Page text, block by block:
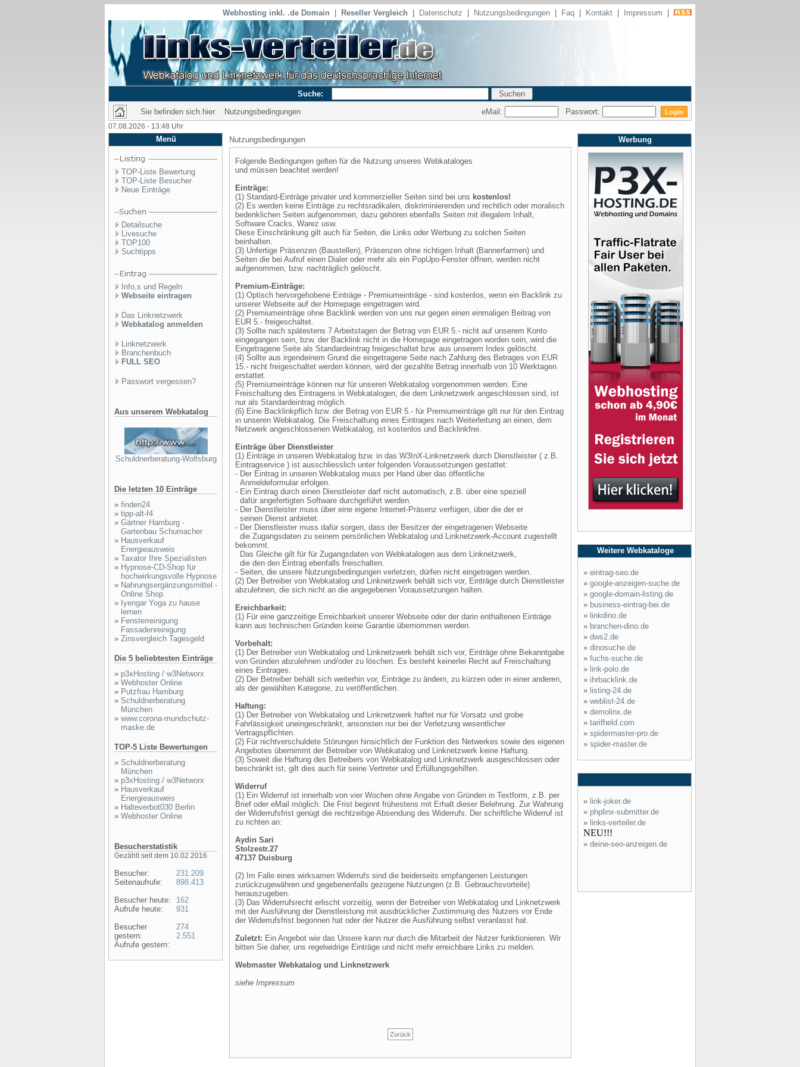
Webhosting inkl. .de Domain Reseller Vergleich Datenschutz Nutzungsbedingungen Faq Kontakt Impressum
Suche:
Sie befinden sich hier: Nutzungsbedingungen
eMail: Passwort:
07.08.2026 - 13:48 Uhr
Menü
TOP-Liste Bewertung
TOP-Liste Besucher
Neue Einträge
Detailsuche
Livesuche
TOP100
Suchtipps
Info,s und Regeln
Webseite eintragen
Das Linknetzwerk
Webkatalog anmelden
Linknetzwerk
Branchenbuch
FULL SEO
Passwort vergessen?
Aus unserem Webkatalog
Schuldnerberatung-Wolfsburg
Die letzten 10 Einträge
» finden24
» tipp-alt-f4
» Gärtner Hamburg -
Gartenbau Schumacher
» Hausverkauf
Energieausweis
» Taxator Ihre Spezialisten
» Hypnose-CD-Shop für
hochwirkungsvolle Hypnose
» Nahrungsergänzungsmittel -
Online Shop
» Iyengar Yoga zu hause
lernen
» Fensterreinigung
Fassadenreinigung
» Zinsvergleich Tagesgeld
Die 5 beliebtesten Einträge
» p3xHosting / w3Networx
» Webhoster Online
» Putzfrau Hamburg
» Schuldnerberatung
München
» www.corona-mundschutz-
maske.de
TOP-5 Liste Bewertungen
» Schuldnerberatung
München
» p3xHosting / w3Networx
» Hausverkauf
Energieausweis
» Halteverbot030 Berlin
» Webhoster Online
Besucherstatistik
Gezählt seit dem 10.02.2016
Besucher:
Seitenaufrufe:
Besucher heute:
Aufrufe heute:
Besucher
gestern:
Aufrufe gestern:
231.209
898.413
162
931
274
2.551
Nutzungsbedingungen
Folgende Bedingungen gelten für die Nutzung unseres Webkataloges
und müssen beachtet werden!
Einträge:
(1) Standard-Einträge privater und kommerzieller Seiten sind bei uns kostenlos!
(2) Es werden keine Einträge zu rechtsradikalen, diskriminierenden und rechtlich oder moralisch
bedenklichen Seiten aufgenommen, dazu gehören ebenfalls Seiten mit illegalem Inhalt,
Software Cracks, Warez usw.
Diese Einschränkung gilt auch für Seiten, die Links oder Werbung zu solchen Seiten
beinhalten.
(3) Unfertige Präsenzen (Baustellen), Präsenzen ohne richtigen Inhalt (Bannerfarmen) und
Seiten die bei Aufruf einen Dialer oder mehr als ein PopUpo-Fenster öffnen, werden nicht
aufgenommen, bzw. nachträglich gelöscht.
Premium-Einträge:
(1) Optisch hervorgehobene Einträge - Premiumeinträge - sind kostenlos, wenn ein Backlink zu
unserer Webseite auf der Homepage eingetragen wird.
(2) Premiumeinträge ohne Backlink werden von uns nur gegen einen einmaligen Beitrag von
EUR 5.- freigeschaltet.
(3) Sollte nach spätestens 7 Arbeitstagen der Betrag von EUR 5.- nicht auf unserem Konto
eingegangen sein, bzw. der Backlink nicht in die Homepage eingetragen worden sein, wird die
Eingetragene Seite als Standardeintrag freigeschaltet bzw. aus unserem Index gelöscht.
(4) Sollte aus irgendeinem Grund die eingetragene Seite nach Zahlung des Betrages von EUR
15.- nicht freigeschaltet werden können, wird der gezahlte Betrag innerhalb von 10 Werktagen
erstattet.
(5) Premiumeinträge können nur für unseren Webkatalog vorgenommen werden. Eine
Freischaltung des Eintragens in Webkatalogen, die dem Linknetzwerk angeschlossen sind, ist
nur als Standardeintrag möglich.
(6) Eine Backlinkpflich bzw. der Betrag von EUR 5.- für Premiumeinträge gilt nur für den Eintrag
in unseren Webkatalog. Die Freischaltung eines Eintrages nach Weiterleitung an einen, dem
Netzwerk angeschlossenen Webkatalog, ist kostenlos und Backlinkfrei.
Einträge über Dienstleister
(1) Einträge in unseren Webkatalog bzw. in das W3InX-Linknetzwerk durch Dienstleister ( z.B.
Eintragservice ) ist ausschliesslich unter folgenden Voraussetzungen gestattet:
- Der Eintrag in unseren Webkatalog muss per Hand über das öffentliche
Anmeldeformular erfolgen.
- Ein Eintrag durch einen Dienstleister darf nicht automatisch, z.B. über eine speziell
dafür angefertigten Software durchgeführt werden.
- Der Dienstleister muss über eine eigene Internet-Präsenz verfügen, über die der er
seinen Dienst anbietet.
- Der Dienstleister muss dafür sorgen, dass der Besitzer der eingetragenen Webseite
die Zugangsdaten zu seinem persönlichen Webkatalog und Linknetzwerk-Account zugestellt
bekommt.
Das Gleiche gilt für für Zugangsdaten von Webkatalogen aus dem Linknetzwerk,
die den den Eintrag ebenfalls freischalten.
- Seiten, die unsere Nutzungsbedingungen verletzen, dürfen nicht eingetragen werden.
(2) Der Betreiber von Webkatalog und Linknetzwerk behält sich vor, Einträge durch Dienstleister
abzulehnen, die sich nicht an die angegebenen Voraussetzungen halten.
Ereichbarkeit:
(1) Für eine ganzzeitige Erreichbarkeit unserer Webseite oder der darin enthaltenen Einträge
kann aus technischen Gründen keine Garantie übernommen werden.
Vorbehalt:
(1) Der Betreiber von Webkatalog und Linknetzwerk behält sich vor, Einträge ohne Bekanntgabe
von Gründen abzulehnen und/oder zu löschen. Es besteht keinerlei Recht auf Freischaltung
eines Eintrages.
(2) Der Betreiber behält sich weiterhin vor, Einträge zu ändern, zu kürzen oder in einer anderen,
als der gewählten Kategorie, zu veröffentlichen.
Haftung:
(1) Der Betreiber von Webkatalog und Linknetzwerk haftet nur für Vorsatz und grobe
Fahrlässigkeit uneingeschränkt, ansonsten nur bei der Verletzung wesentlicher
Vertragspflichten.
(2) Für nichtverschuldete Störungen hinsichtlich der Funktion des Netwerkes sowie des eigenen
Angebotes übernimmt der Betreiber von Webkatalog und Linknetzwerk keine Haftung.
(3) Soweit die Haftung des Betreibers von Webkatalog und Linknetzwerk ausgeschlossen oder
beschränkt ist, gilt dies auch für seine Vertreter und Erfüllungsgehilfen.
Widerruf
(1) Ein Widerruf ist innerhalb von vier Wochen ohne Angabe von Gründen in Textform, z.B. per
Brief oder eMail möglich. Die Frist beginnt frühestens mit Erhalt dieser Belehrung. Zur Wahrung
der Widerrufsfrist genügt die rechtzeitige Absendung des Widerrufs. Der schriftliche Widerruf ist
zu richten an:
Aydin Sari
Stolzestr.27
47137 Duisburg
(2) Im Falle eines wirksamen Widerrufs sind die beiderseits empfangenen Leistungen
zurückzugewähren und gegebenenfalls gezogene Nutzungen (z.B. Gebrauchsvorteile)
herauszugeben.
(3) Das Widerrufsrecht erlischt vorzeitig, wenn der Betreiber von Webkatalog und Linknetzwerk
mit der Ausführung der Dienstleistung mit ausdrücklicher Zustimmung des Nutzers vor Ende
der Widerrufsfrist begonnen hat oder der Nutzer die Ausführung selbst veranlasst hat.
Zuletzt: Ein Angebot wie das Unsere kann nur durch die Mitarbeit der Nutzer funktionieren. Wir
bitten Sie daher, uns regelwidrige Einträge und nicht mehr erreichbare Links zu melden.
Webmaster Webkatalog und Linknetzwerk
siehe Impressum
Zurück
Werbung
Weitere Webkataloge
» eintrag-seo.de
» google-anzeigen-suche.de
» google-domain-listing.de
» business-eintrag-bei.de
» linkdino.de
» branchen-dino.de
» dws2.de
» dinosuche.de
» fuchs-suche.de
» link-polo.de
» ihrbacklink.de
» listing-24.de
» weblist-24.de
» demolinx.de
» tarifheld.com
» spidermaster-pro.de
» spider-master.de
» link-joker.de
» phplinx-submitter.de
» links-verteiler.de
NEU!!!
» deine-seo-anzeigen.de